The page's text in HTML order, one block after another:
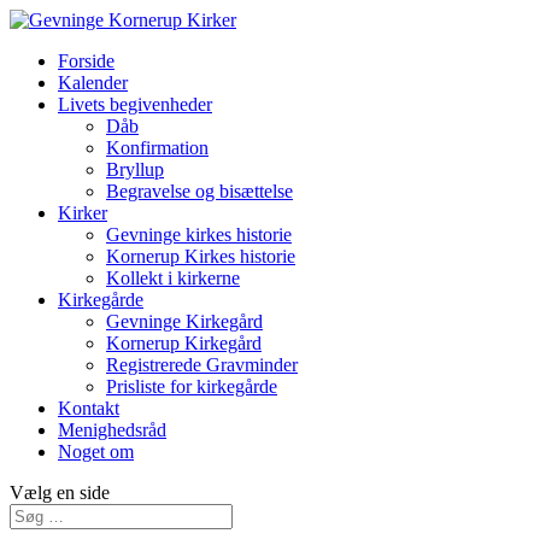
Forside
Kalender
Livets begivenheder
Dåb
Konfirmation
Bryllup
Begravelse og bisættelse
Kirker
Gevninge kirkes historie
Kornerup Kirkes historie
Kollekt i kirkerne
Kirkegårde
Gevninge Kirkegård
Kornerup Kirkegård
Registrerede Gravminder
Prisliste for kirkegårde
Kontakt
Menighedsråd
Noget om
Vælg en side